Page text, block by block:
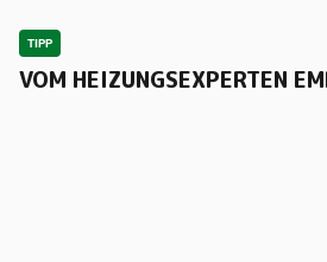
TIPP
VOM HEIZUNGSEXPERTEN